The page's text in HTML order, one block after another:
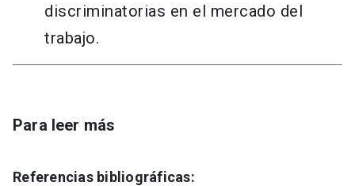
discriminatorias en el mercado del
trabajo.
Para leer más
Referencias bibliográficas: